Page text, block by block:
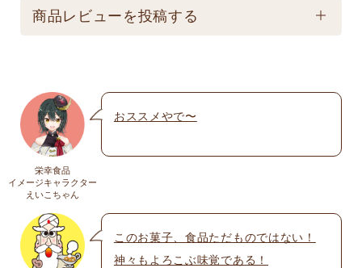
保存は避けてください。
配送方法
発送となります。 ☆画像はイメージとなり変更にな
る為現物を優先してください。 ※人気商品の為、急
遽完売になります。ご容赦下さい。
送料
送料についての詳細はこちら
商品レビューを投稿する
名前 ※
メール※
栄幸食品
イメージキャラクター
えいこちゃん
おススメやで〜
このお菓子、食品ただものではない！
神々もよろこぶ味覚である！